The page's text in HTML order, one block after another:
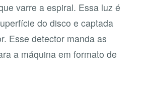
varre a espiral. Essa luz é
do disco e captada
Esse detector manda as
a máquina em formato de